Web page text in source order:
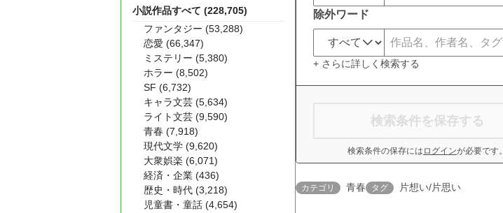
除外ワード
+ さらに詳しく検索する
検索条件を保存する
検索条件の保存には ログインが必要です。
カテゴリ 青春 タグ 片想い/片思い
小説作品すべて (228,705)
ファンタジー (53,288)
恋愛 (66,347)
ミステリー (5,380)
ホラー (8,502)
SF (6,732)
キャラ文芸 (5,634)
ライト文芸 (9,590)
青春 (7,918)
現代文学 (9,620)
大衆娯楽 (6,071)
経済・企業 (436)
歴史・時代 (3,218)
児童書・童話 (4,654)